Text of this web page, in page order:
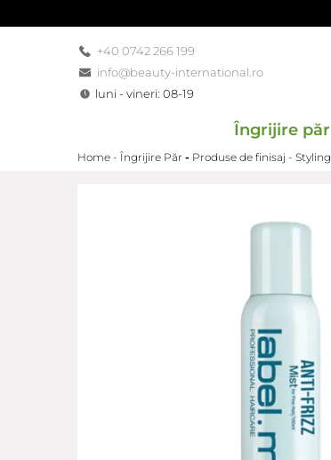
+40 0742 266 199
info@beauty-international.ro
luni - vineri: 08-19
Îngrijire păr
Home - Îngrijire Păr - Produse de finisaj - Styling